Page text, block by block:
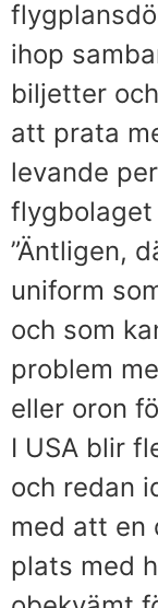
ihop
biljetter
att prata
levande
flygbolaget
”Äntligen,
uniform
och som
problem
eller oron
I USA blir
och redan
med att en
plats med